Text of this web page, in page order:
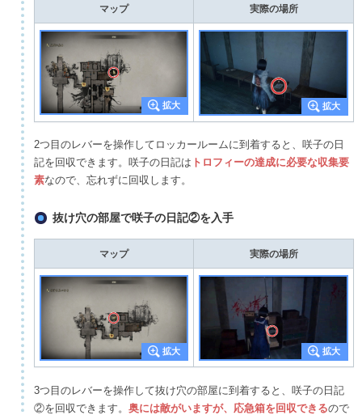
マップ 実際の場所
2つ目のレバーを操作してロッカールームに到着すると、咲子の日
記を回収できます。咲子の日記は トロフィーの達成に必要な収集要
素なので、忘れずに回収します。
抜け穴の部屋で咲子の日記②を入手
マップ 実際の場所
3つ目のレバーを操作して抜け穴の部屋に到着すると、咲子の日記
②を回収できます。 奥には敵がいますが、応急箱を回収できるので